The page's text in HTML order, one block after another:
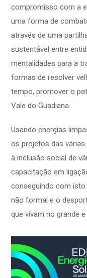
compromisso com a
uma forma de
através de uma
sustentável entre
mentalidades para a
formas de resolver
tempo, promover o
Vale do Guadiana.
Usando energias
os projetos das
à inclusão social de
capacitação em
conseguindo com
não formal e o
que vivam no grande